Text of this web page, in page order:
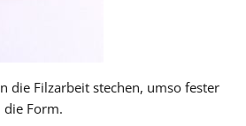
die Filzarbeit stechen, umso fester
Form.